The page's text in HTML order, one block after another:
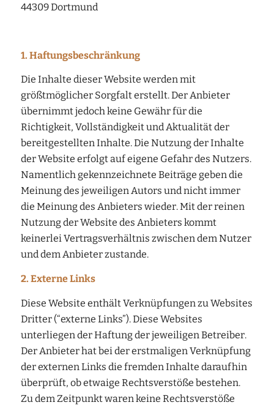
44309 Dortmund
1. Haftungsbeschränkung
Die Inhalte dieser Website werden mit
größtmöglicher Sorgfalt erstellt. Der Anbieter
übernimmt jedoch keine Gewähr für die
Richtigkeit, Vollständigkeit und Aktualität der
bereitgestellten Inhalte. Die Nutzung der Inhalte
der Website erfolgt auf eigene Gefahr des Nutzers.
Namentlich gekennzeichnete Beiträge geben die
Meinung des jeweiligen Autors und nicht immer
die Meinung des Anbieters wieder. Mit der reinen
Nutzung der Website des Anbieters kommt
keinerlei Vertragsverhältnis zwischen dem Nutzer
und dem Anbieter zustande.
2. Externe Links
Diese Website enthält Verknüpfungen zu Websites
Dritter (“externe Links”). Diese Websites
unterliegen der Haftung der jeweiligen Betreiber.
Der Anbieter hat bei der erstmaligen Verknüpfung
der externen Links die fremden Inhalte daraufhin
überprüft, ob etwaige Rechtsverstöße bestehen.
Zu dem Zeitpunkt waren keine Rechtsverstöße